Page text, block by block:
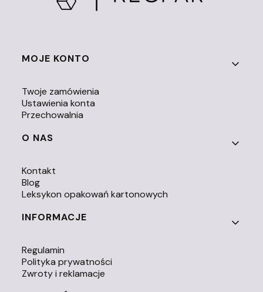
Linki w stopce
MOJE KONTO
Twoje zamówienia
Ustawienia konta
Przechowalnia
O NAS
Kontakt
Blog
Leksykon opakowań kartonowych
INFORMACJE
Regulamin
Polityka prywatności
Zwroty i reklamacje